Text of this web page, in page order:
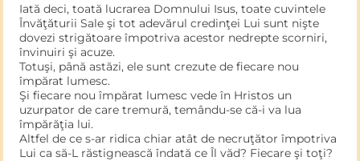
Iată deci, toată lucrarea Domnului Isus, toate cuvintele
Învăţăturii Sale şi tot adevărul credinţei Lui sunt nişte
dovezi strigătoare împotriva acestor nedrepte scorniri,
învinuiri şi acuze.
Totuşi, până astăzi, ele sunt crezute de fiecare nou
împărat lumesc.
Şi fiecare nou împărat lumesc vede în Hristos un
uzurpator de care tremură, temându-se că-i va lua
împărăţia lui.
Altfel de ce s-ar ridica chiar atât de necruţător împotriva
Lui ca să-L răstignească îndată ce Îl văd? Fiecare şi toţi?